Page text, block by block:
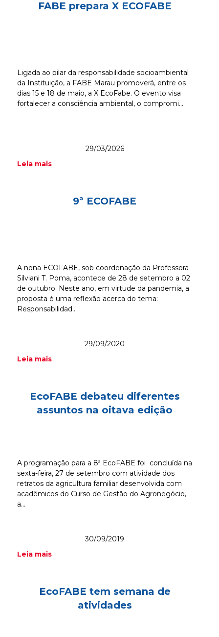
FABE prepara X ECOFABE
Ligada ao pilar da responsabilidade socioambiental
da Instituição, a FABE Marau promoverá, entre os
dias 15 e 18 de maio, a X EcoFabe. O evento visa
fortalecer a consciência ambiental, o compromi...
29/03/2026
Leia mais
9ª ECOFABE
A nona ECOFABE, sob coordenação da Professora
Silviani T. Poma, acontece de 28 de setembro a 02
de outubro. Neste ano, em virtude da pandemia, a
proposta é uma reflexão acerca do tema:
Responsabilidad...
29/09/2020
Leia mais
EcoFABE debateu diferentes
assuntos na oitava edição
A programação para a 8ª EcoFABE foi concluída na
sexta-feira, 27 de setembro com atividade dos
retratos da agricultura familiar desenvolvida com
acadêmicos do Curso de Gestão do Agronegócio,
a...
30/09/2019
Leia mais
EcoFABE tem semana de
atividades